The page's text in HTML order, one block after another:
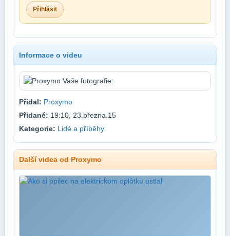
Přihlásit
Informace o videu
Přidal: Proxymo
Přidané: 19:10, 23.března.15
Kategorie: Lidé a příběhy
Další videa od Proxymo